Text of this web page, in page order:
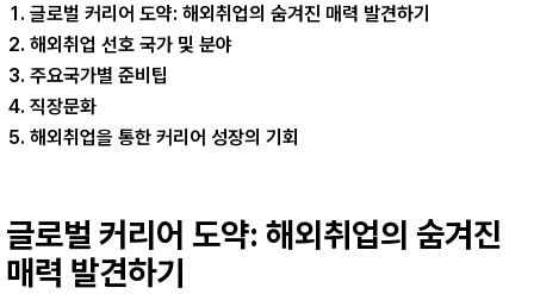
글로벌 커리어 도약: 해외취업의 숨겨진 매력 발견하기
해외취업 선호 국가 및 분야
주요국가별 준비팁
직장문화
해외취업을 통한 커리어 성장의 기회
글로벌 커리어 도약: 해외취업의 숨겨진
매력 발견하기